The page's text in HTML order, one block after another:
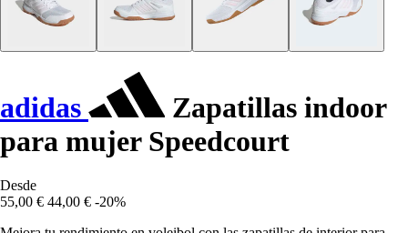
adidas
Zapatillas indoor
para mujer Speedcourt
Desde
55,00 € 44,00 € -20%